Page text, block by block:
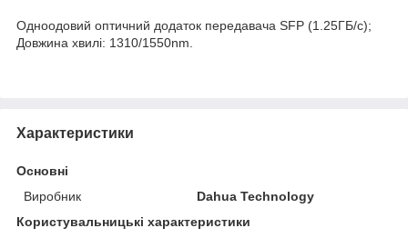
Одноодовий оптичний додаток передавача SFP (1.25ГБ/с);
Довжина хвилі: 1310/1550nm.
Характеристики
Основні
Виробник
Dahua Technology
Користувальницькі характеристики